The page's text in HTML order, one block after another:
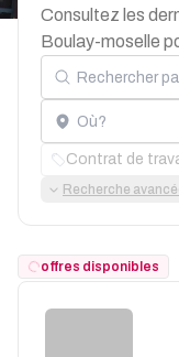
Consultez les
Boulay-moselle
Rechercher par
Localisation
Contrat de
Recherche
offres disponibles